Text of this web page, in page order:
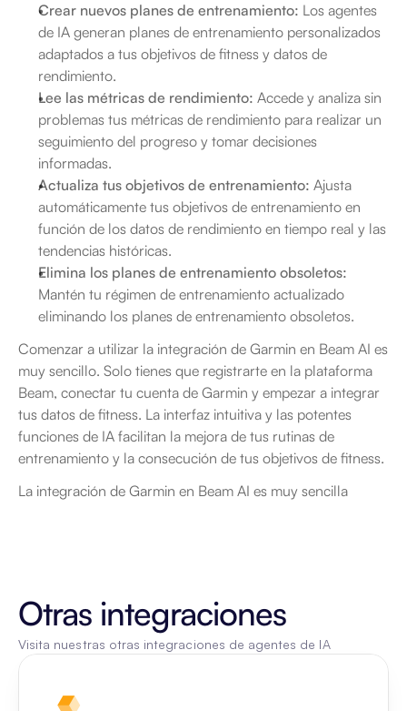
Crear nuevos planes de entrenamiento: Los agentes
de IA generan planes de entrenamiento personalizados
adaptados a tus objetivos de fitness y datos de
rendimiento.
Lee las métricas de rendimiento: Accede y analiza sin
problemas tus métricas de rendimiento para realizar un
seguimiento del progreso y tomar decisiones
informadas.
Actualiza tus objetivos de entrenamiento: Ajusta
automáticamente tus objetivos de entrenamiento en
función de los datos de rendimiento en tiempo real y las
tendencias históricas.
Elimina los planes de entrenamiento obsoletos:
Mantén tu régimen de entrenamiento actualizado
eliminando los planes de entrenamiento obsoletos.
Comenzar a utilizar la integración de Garmin en Beam AI es
muy sencillo. Solo tienes que registrarte en la plataforma
Beam, conectar tu cuenta de Garmin y empezar a integrar
tus datos de fitness. La interfaz intuitiva y las potentes
funciones de IA facilitan la mejora de tus rutinas de
entrenamiento y la consecución de tus objetivos de fitness.
La integración de Garmin en Beam AI es muy sencilla
Otras integraciones
Visita nuestras otras integraciones de agentes de IA